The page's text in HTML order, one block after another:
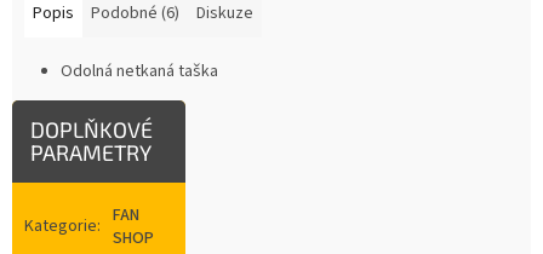
Popis Podobné (6) Diskuze
Odolná netkaná taška
DOPLŇKOVÉ
PARAMETRY
Kategorie: FAN
SHOP